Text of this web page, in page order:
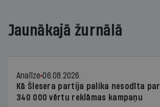
Jaunākajā žurnālā
Analīze 06.08.2026.
Kā Šlesera partija palika nesodīta par
340 000 vērtu reklāmas kampaņu